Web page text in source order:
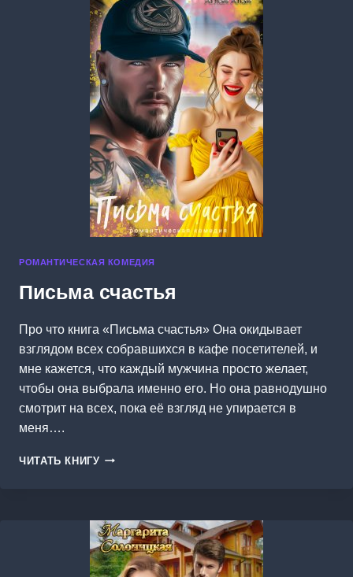
РОМАНТИЧЕСКАЯ КОМЕДИЯ
Письма счастья
Про что книга «Письма счастья» Она окидывает
взглядом всех собравшихся в кафе посетителей, и
мне кажется, что каждый мужчина просто желает,
чтобы она выбрала именно его. Но она равнодушно
смотрит на всех, пока её взгляд не упирается в
меня….
ЧИТАТЬ КНИГУ ПИСЬМА